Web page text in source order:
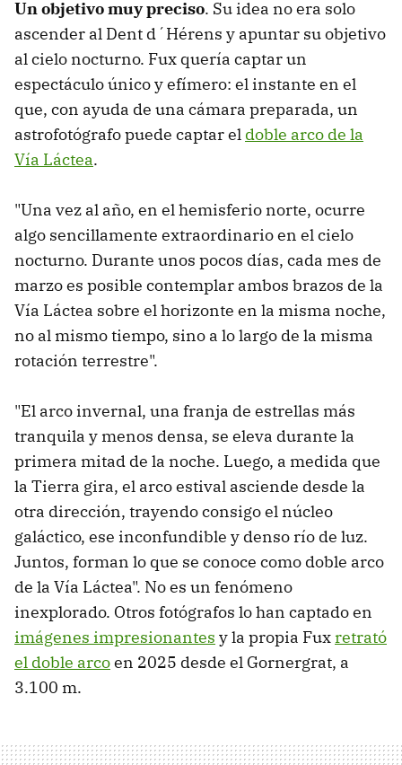
Un objetivo muy preciso. Su idea no era solo
ascender al Dent d´Hérens y apuntar su objetivo
al cielo nocturno. Fux quería captar un
espectáculo único y efímero: el instante en el
que, con ayuda de una cámara preparada, un
astrofotógrafo puede captar el doble arco de la
Vía Láctea.
"Una vez al año, en el hemisferio norte, ocurre
algo sencillamente extraordinario en el cielo
nocturno. Durante unos pocos días, cada mes de
marzo es posible contemplar ambos brazos de la
Vía Láctea sobre el horizonte en la misma noche,
no al mismo tiempo, sino a lo largo de la misma
rotación terrestre".
"El arco invernal, una franja de estrellas más
tranquila y menos densa, se eleva durante la
primera mitad de la noche. Luego, a medida que
la Tierra gira, el arco estival asciende desde la
otra dirección, trayendo consigo el núcleo
galáctico, ese inconfundible y denso río de luz.
Juntos, forman lo que se conoce como doble arco
de la Vía Láctea". No es un fenómeno
inexplorado. Otros fotógrafos lo han captado en
imágenes impresionantes y la propia Fuxretrató
el doble arcoen 2025 desde el Gornergrat, a
3.100 m.